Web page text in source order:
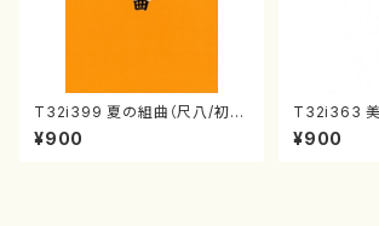
T32i399 夏の組曲（尺八/初代
山川園松/楽譜）都山流公刊楽譜
曲番:2104
¥900
T32i363 美
玄智/楽譜）
番:2068
¥900